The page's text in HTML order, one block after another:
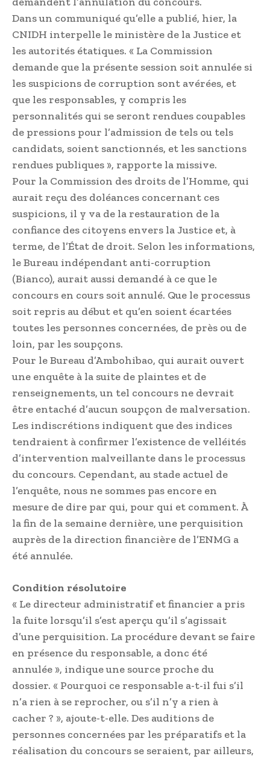
Dans un communiqué qu’elle a publié, hier, la
CNIDH interpelle le ministère de la Justice et
les autorités étatiques. « La Commis­sion
demande que la présente session soit annulée si
les suspicions de corruption sont avérées, et
que les responsables, y compris les
personnalités qui se seront rendues coupables
de pressions pour l’admission de tels ou tels
candidats, soient sanctionnés, et les sanctions
rendues publiques », rapporte la missive.
Pour la Commission des droits de l’Homme, qui
aurait reçu des doléances concernant ces
suspicions, il y va de la restauration de la
confiance des citoyens envers la Justice et, à
terme, de l’État de droit. Selon les informations,
le Bureau indépendant anti-corruption
(Bianco), aurait aussi demandé à ce que le
concours en cours soit annulé. Que le processus
soit repris au début et qu’en soient écartées
toutes les personnes concernées, de près ou de
loin, par les soupçons.
Pour le Bureau d’Ambo­hibao, qui aurait ouvert
une enquête à la suite de plaintes et de
renseignements, un tel concours ne devrait
être entaché d’aucun soupçon de malversation.
Les indiscrétions indiquent que des indices
tendraient à confirmer l’existence de velléités
d’intervention malveillante dans le processus
du concours. Cependant, au stade actuel de
l’enquête, nous ne sommes pas encore en
mesure de dire par qui, pour qui et comment. À
la fin de la semaine dernière, une perquisition
auprès de la direction financière de l’ENMG a
été annulée.
Condition résolutoire
« Le directeur administratif et financier a pris
la fuite lorsqu’il s’est aperçu qu’il s’agis­sait
d’une perquisition. La procédure devant se faire
en présence du responsable, a donc été
annulée », indique une source proche du
dossier. « Pourquoi ce responsable a-t-il fui s’il
n’a rien à se reprocher, ou s’il n’y a rien à
cacher ? », ajoute-t-elle. Des auditions de
personnes concernées par les préparatifs et la
réalisation du concours se seraient, par ailleurs,